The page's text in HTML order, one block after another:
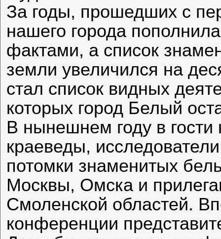
За годы, прошедших с
нашего города
фактами, а список
земли увеличился на
стал список видных
которых город Белый
В нынешнем году в
краеведы,
потомки знаменитых
Москвы, Омска и
Смоленской областей.
конференции